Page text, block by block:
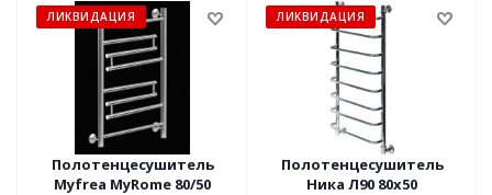
ЛИКВИДАЦИЯ
Полотенцесушитель
Myfrea MyRome 80/50
ЛИКВИДАЦИЯ
Полотенцесушитель
Ника Л90 80х50